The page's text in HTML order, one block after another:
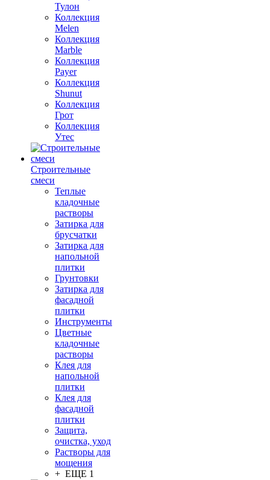
Тулон
Коллекция
Melen
Коллекция
Marble
Коллекция
Payer
Коллекция
Shunut
Коллекция
Грот
Коллекция
Утес
Строительные
смеси
Теплые
кладочные
растворы
Затирка для
брусчатки
Затирка для
напольной
плитки
Грунтовки
Затирка для
фасадной
плитки
Инструменты
Цветные
кладочные
растворы
Клея для
напольной
плитки
Клея для
фасадной
плитки
Защита,
очистка, уход
Растворы для
мощения
+ ЕЩЕ 1